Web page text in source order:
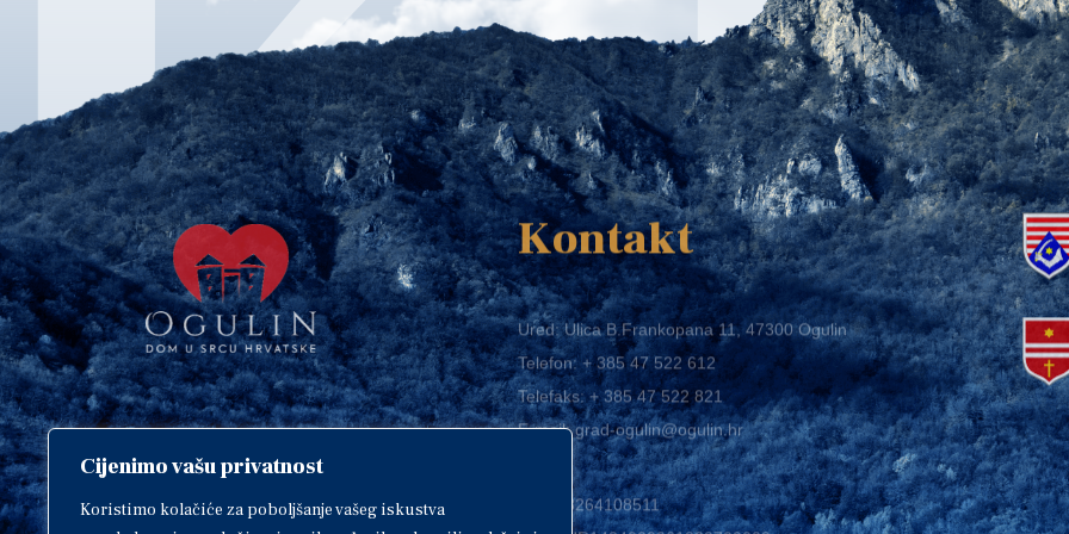
Cijenimo vašu privatnost
Koristimo kolačiće za poboljšanje vašeg iskustva
Copyright © 2018. Grad Ogulin,
sva prava pridržana.
Kontakt
Ured: Ulica B.Frankopana 11, 47300 Ogulin
Telefon:+ 385 47 522 612
Telefaks:+ 385 47 522 821
E-mail:grad-ogulin@ogulin.hr
OIB: 58264108511
IBAN: HR1424020061829700009